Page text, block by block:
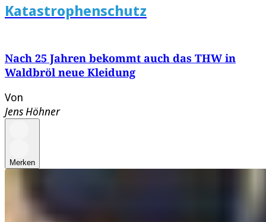
Katastrophenschutz
Nach 25 Jahren bekommt auch das THW in
Waldbröl neue Kleidung
Von
Jens Höhner
Merken